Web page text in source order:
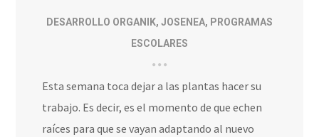
DESARROLLO ORGANIK, JOSENEA, PROGRAMAS
ESCOLARES
Esta semana toca dejar a las plantas hacer su
trabajo. Es decir, es el momento de que echen
raíces para que se vayan adaptando al nuevo